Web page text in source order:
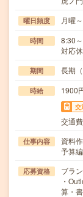
曜日頻度 月曜
時間
8:30
対応
期間 長期
時給 1900
交
交通
仕事内容
資料
予算
応募資格
ブラ
・
算・